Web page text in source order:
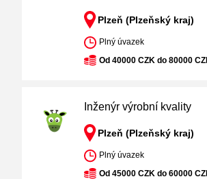
Plzeň (Plzeňský kraj)
Plný úvazek
Od 40000 CZK do 80000
Inženýr výrobní kvality
Plzeň (Plzeňský kraj)
Plný úvazek
Od 45000 CZK do 60000